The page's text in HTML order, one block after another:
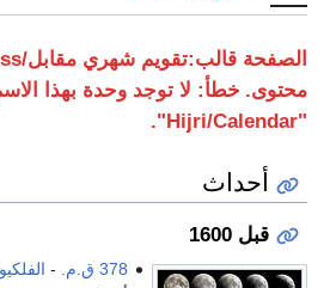
الصفحة قالب:تقويم شهري مقابل/style.css
محتوى. خطأ: لا توجد وحدة بهذا
"Hijri/Calendar".
أحداث
قبل 1600
378 ق.م. -